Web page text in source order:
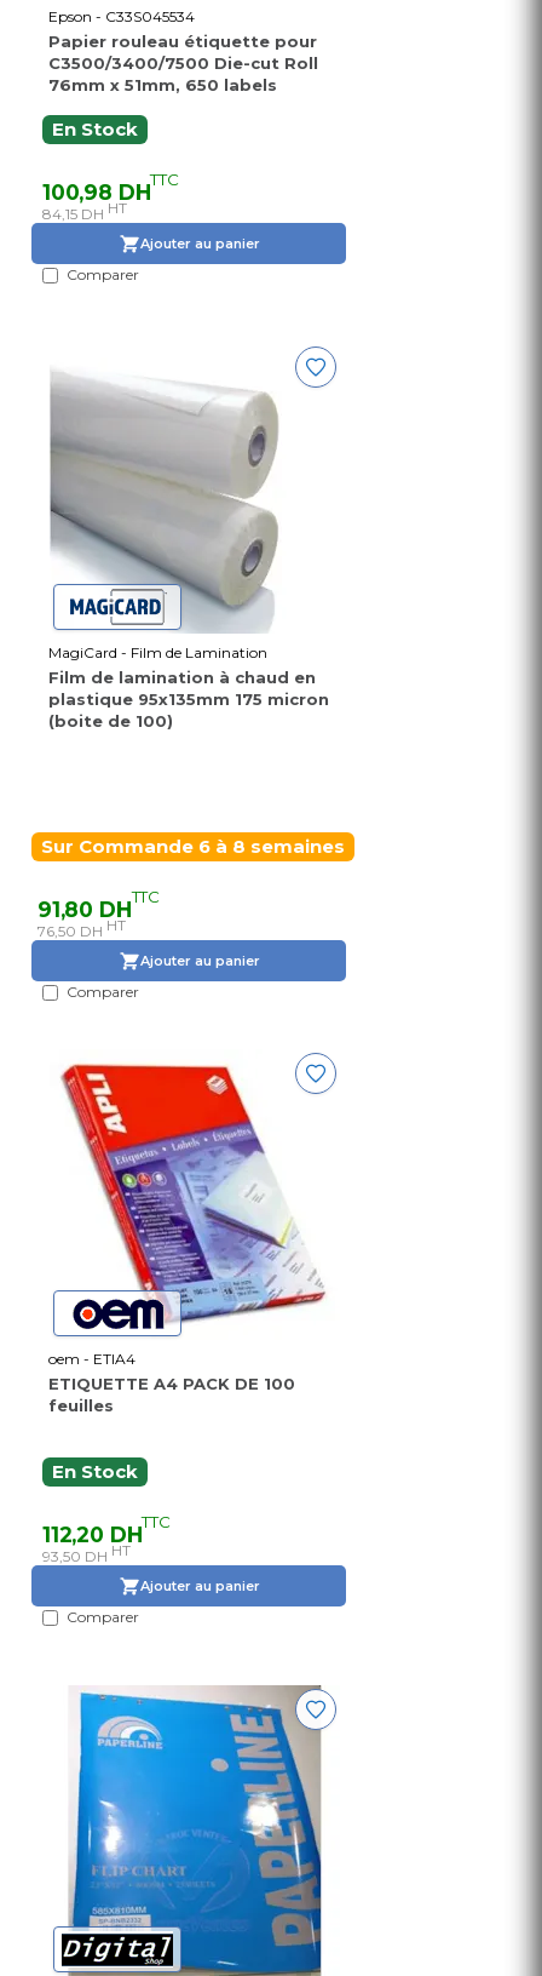
Epson - C33S045534
Papier rouleau étiquette pour
C3500/3400/7500 Die-cut Roll
76mm x 51mm, 650 labels
En Stock
100,98 DHTTC
84,15 DH HT
Ajouter au panier
Comparer
MagiCard - Film de Lamination
Film de lamination à chaud en
plastique 95x135mm 175 micron
(boite de 100)
Sur Commande 6 à 8 semaines
91,80 DHTTC
76,50 DH HT
Ajouter au panier
Comparer
oem - ETIA4
ETIQUETTE A4 PACK DE 100
feuilles
En Stock
112,20 DHTTC
93,50 DH HT
Ajouter au panier
Comparer